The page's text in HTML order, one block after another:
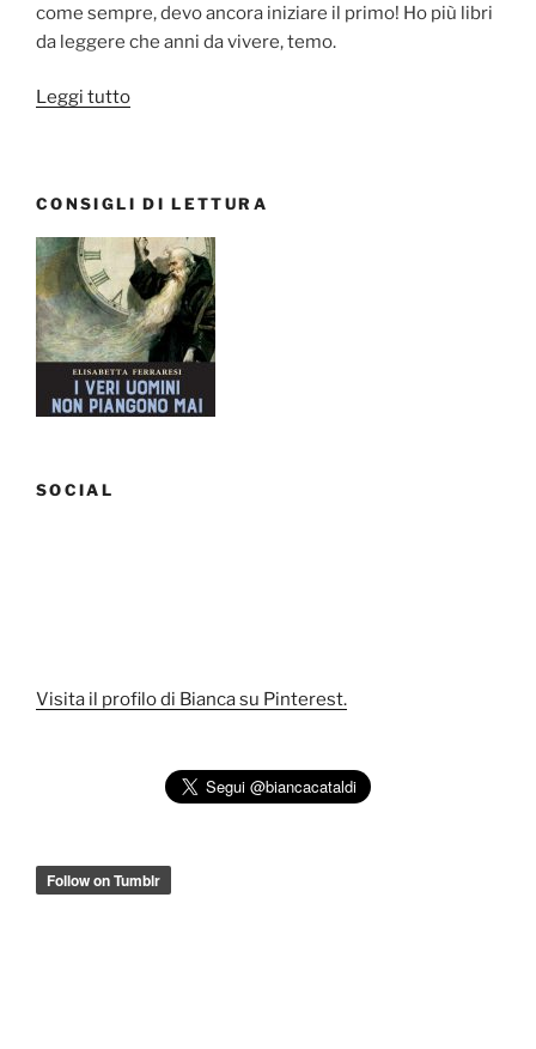
come sempre, devo ancora iniziare il primo! Ho più libri
da leggere che anni da vivere, temo.
Leggi tutto“Ebook
di
settembre
2017”
CONSIGLI DI LETTURA
SOCIAL
Visita il profilo di Bianca su Pinterest.